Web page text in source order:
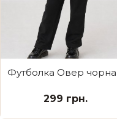
Футболка Овер чорна
299 грн.